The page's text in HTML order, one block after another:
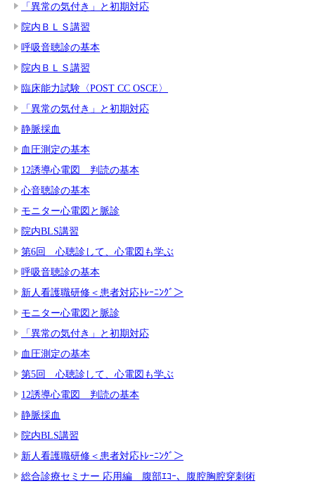
「異常の気付き」と初期対応
院内ＢＬＳ講習
呼吸音聴診の基本
院内ＢＬＳ講習
臨床能力試験〈POST CC OSCE〉
「異常の気付き」と初期対応
静脈採血
血圧測定の基本
12誘導心電図 判読の基本
心音聴診の基本
モニター心電図と脈診
院内BLS講習
第6回 心聴診して、心電図も学ぶ
呼吸音聴診の基本
新人看護職研修＜患者対応ﾄﾚｰﾆﾝｸﾞ＞
モニター心電図と脈診
「異常の気付き」と初期対応
血圧測定の基本
第5回 心聴診して、心電図も学ぶ
12誘導心電図 判読の基本
静脈採血
院内BLS講習
新人看護職研修＜患者対応ﾄﾚｰﾆﾝｸﾞ＞
総合診療セミナー 応用編 腹部ｴｺｰ、腹腔胸腔穿刺術